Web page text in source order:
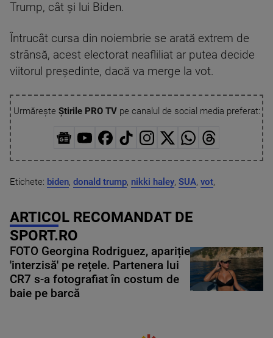
Trump, cât și lui Biden.
Întrucât cursa din noiembrie se arată extrem de
strânsă, acest electorat neafliliat ar putea decide
viitorul președinte, dacă va merge la vot.
Urmărește Știrile PRO TVpe canalul de social media preferat:
Etichete: biden, donald trump, nikki haley, SUA, vot,
ARTICOL RECOMANDAT DE
SPORT.RO
FOTO Georgina Rodriguez, apariție
'interzisă' pe rețele. Partenera lui
CR7 s-a fotografiat în costum de
baie pe barcă